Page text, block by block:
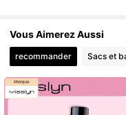
Vous Aimerez Aussi
recommander Sacs et